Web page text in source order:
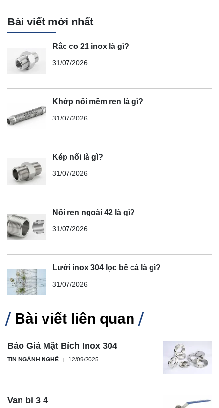
Bài viết mới nhất
Rắc co 21 inox là gì?
31/07/2026
Khớp nối mềm ren là gì?
31/07/2026
Kép nối là gì?
31/07/2026
Nối ren ngoài 42 là gì?
31/07/2026
Lưới inox 304 lọc bể cá là gì?
31/07/2026
Bài viết liên quan
Báo Giá Mặt Bích Inox 304
TIN NGÀNH NGHỀ 12/09/2025
Van bi 3 4